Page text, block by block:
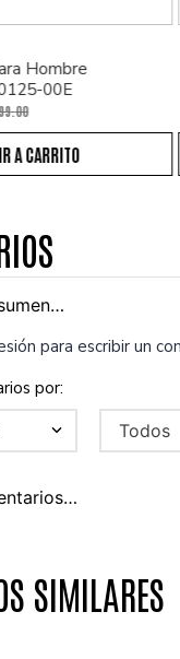
Hombre
00E
.00
para escribir un
Todos
SIMILARES